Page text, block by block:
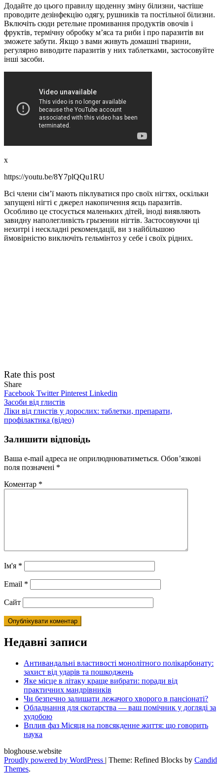
Додайте до цього правилу щоденну зміну білизни, частіше
проводите дезінфекцію одягу, рушників та постільної білизни.
Включіть сюди ретельне промивання продуктів овочів і
фруктів, термічну обробку м’яса та риби і про паразитів ви
зможете забути. Якщо з вами живуть домашні тварини,
регулярно виводите паразитів у них таблетками, застосовуйте
інші засоби.
x
https://youtu.be/8Y7plQQu1RU
Всі члени сім’ї мають піклуватися про своїх нігтях, оскільки
запущені нігті є джерел накопичення яєць паразитів.
Особливо це стосується маленьких дітей, іноді виявляють
завидну наполегливість грызении нігтів. Застосовуючи ці
нехитрі і нескладні рекомендації, ви з найбільшою
ймовірністю виключіть гельмінтоз у себе і своїх рідних.
Rate this post
Share
Facebook TwitterPinterest Linkedin
Навігація
записів
Засоби від глистів
Ліки від глистів у дорослих: таблетки, препарати,
профілактика (відео)
Залишити відповідь
Ваша e-mail адреса не оприлюднюватиметься. Обов’язкові
поля позначені *
Коментар *
Ім'я *
Email *
Сайт
Недавні записи
Антивандальні властивості монолітного полікарбонату:
захист від ударів та пошкоджень
Яке місце в літаку краще вибрати: поради від
практичних мандрівників
Чи безпечно залишати лежачого хворого в пансіонаті?
Обладнання для скотарства — ваш помічник у догляді за
худобою
Вплив фаз Місяця на повсякденне життя: що говорить
наука
bloghouse.website
Proudly powered by WordPress | Theme: Refined Blocks by Candid
Themes.